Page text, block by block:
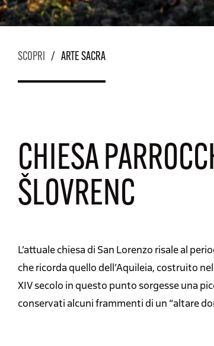
SCOPRI / ARTE SACRA
CHIESA
ŠLOVRENC
L’attuale chiesa di San Lorenzo risale al
che ricorda quello dell’Aquileia, costruito
XIV secolo in questo punto sorgesse una
conservati alcuni frammenti di un “altare